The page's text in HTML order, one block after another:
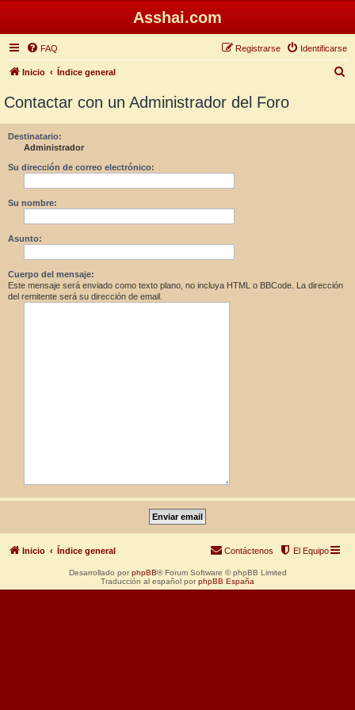
Asshai.com
FAQ Identificarse
Registrarse
Inicio Índice general
Contactar con un Administrador del Foro
Destinatario:
Administrador
Su dirección de correo electrónico:
Su nombre:
Asunto:
Cuerpo del mensaje:
Este mensaje será enviado como texto plano, no incluya HTML o BBCode. La dirección
del remitente será su dirección de email.
Inicio Índice general El Equipo
Contáctenos
Desarrollado por phpBB® Forum Software © phpBB Limited
Traducción al español por phpBB España